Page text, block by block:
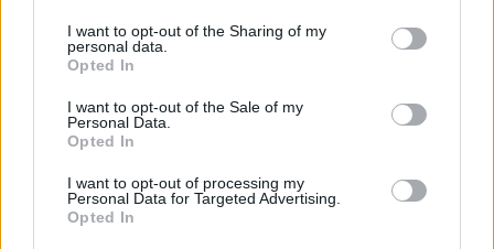
I want to opt-out of the Sharing of my
personal data.
Opted In
I want to opt-out of the Sale of my
Personal Data.
Opted In
I want to opt-out of processing my
Personal Data for Targeted Advertising.
Opted In